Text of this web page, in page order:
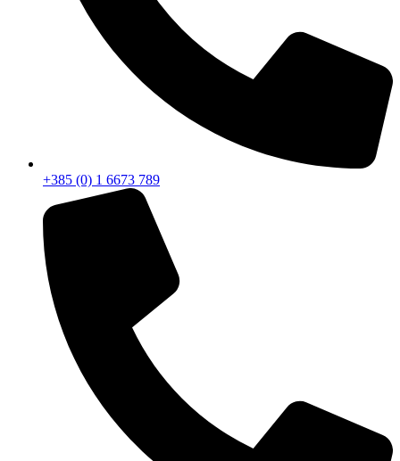
+385 (0) 1 6673 789